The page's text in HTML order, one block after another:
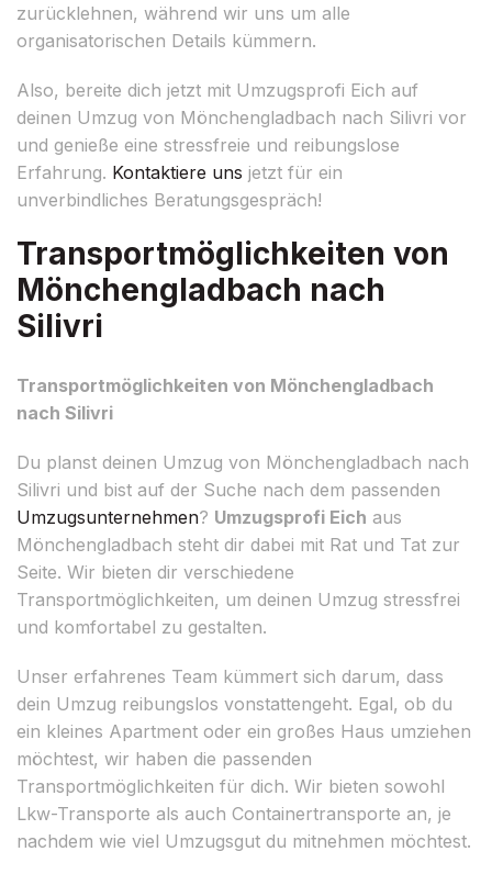
zurücklehnen, während wir uns um alle
organisatorischen Details kümmern.
Also, bereite dich jetzt mit Umzugsprofi Eich auf
deinen Umzug von Mönchengladbach nach Silivri vor
und genieße eine stressfreie und reibungslose
Erfahrung. Kontaktiere uns jetzt für ein
unverbindliches Beratungsgespräch!
Transportmöglichkeiten von
Mönchengladbach nach
Silivri
Transportmöglichkeiten von Mönchengladbach
nach Silivri
Du planst deinen Umzug von Mönchengladbach nach
Silivri und bist auf der Suche nach dem passenden
Umzugsunternehmen? Umzugsprofi Eich aus
Mönchengladbach steht dir dabei mit Rat und Tat zur
Seite. Wir bieten dir verschiedene
Transportmöglichkeiten, um deinen Umzug stressfrei
und komfortabel zu gestalten.
Unser erfahrenes Team kümmert sich darum, dass
dein Umzug reibungslos vonstattengeht. Egal, ob du
ein kleines Apartment oder ein großes Haus umziehen
möchtest, wir haben die passenden
Transportmöglichkeiten für dich. Wir bieten sowohl
Lkw-Transporte als auch Containertransporte an, je
nachdem wie viel Umzugsgut du mitnehmen möchtest.